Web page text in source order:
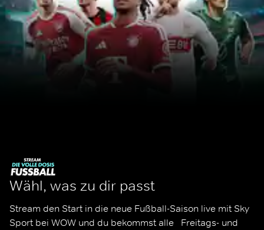
Wähl, was zu dir passt
Stream den Start in die neue Fußball-Saison live mit Sky
Sport bei WOW und du bekommst alle   Freitags- und